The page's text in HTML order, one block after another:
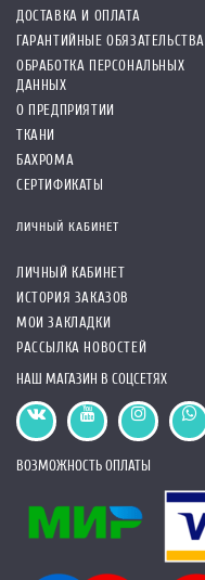
ДОСТАВКА И ОПЛАТА
ГАРАНТИЙНЫЕ ОБЯЗАТЕЛЬСТВА
ОБРАБОТКА ПЕРСОНАЛЬНЫХ
ДАННЫХ
О ПРЕДПРИЯТИИ
ТКАНИ
БАХРОМА
СЕРТИФИКАТЫ
ЛИЧНЫЙ КАБИНЕТ
ЛИЧНЫЙ КАБИНЕТ
ИСТОРИЯ ЗАКАЗОВ
МОИ ЗАКЛАДКИ
РАССЫЛКА НОВОСТЕЙ
НАШ МАГАЗИН В СОЦСЕТЯХ
ВОЗМОЖНОСТЬ ОПЛАТЫ